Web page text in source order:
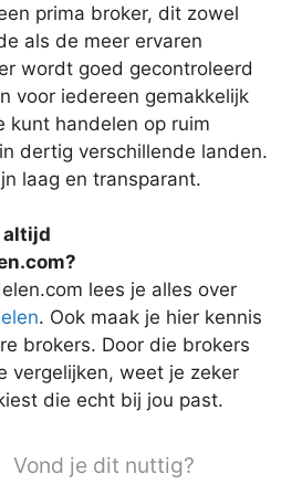
prima broker, dit zowel
als de meer ervaren
wordt goed gecontroleerd
voor iedereen gemakkelijk
kunt handelen op ruim
dertig verschillende landen.
laag en transparant.
altijd
lees je alles over
. Ook maak je hier kennis
brokers. Door die brokers
vergelijken, weet je zeker
die echt bij jou past.
Vond je dit nuttig?